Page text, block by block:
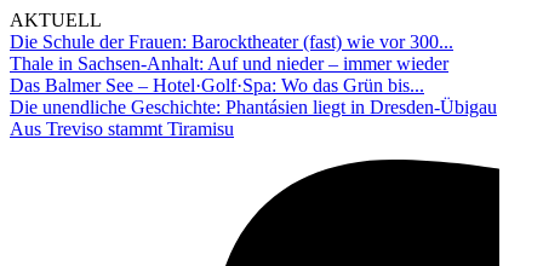
AKTUELL
Die Schule der Frauen: Barocktheater (fast) wie vor 300...
Thale in Sachsen-Anhalt: Auf und nieder – immer wieder
Das Balmer See – Hotel·Golf·Spa: Wo das Grün bis...
Die unendliche Geschichte: Phantásien liegt in Dresden-Übigau
Aus Treviso stammt Tiramisu